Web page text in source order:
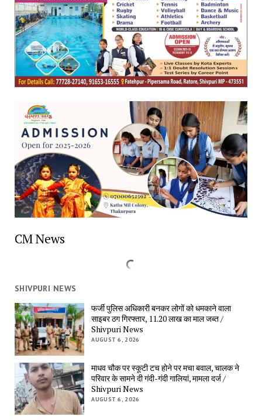
CM News
SHIVPURI NEWS
फर्जी पुलिस अधिकारी बनकर लोगों को धमकाने वाला
साइबर ठग गिरफ्तार, 11.20 लाख का माल जब्त /
Shivpuri News
AUGUST 6, 2026
माधव चौक पर स्कूटी टच होने पर मचा बवाल, चालक ने
परिवार के सामने दी गंदी-गंदी गालियां, मामला दर्ज /
Shivpuri News
AUGUST 6, 2026